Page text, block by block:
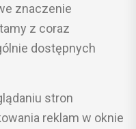
znaczenie
z coraz
dostępnych
stron
reklam w oknie